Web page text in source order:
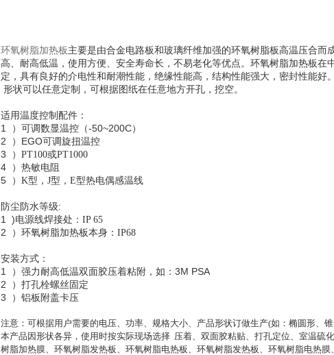
环氧树脂加热板 主要是由合金电路板和玻璃纤维加强的环氧树脂板高温压合而
高、 耐高低温， 使用方便、安全寿命长，不易老化等优点。 环氧树脂加热板在
定，具有良好的介电性和耐潮性能，绝缘性能高，结构性能强大， 密封性能好
形状可以任意定制，可根据图纸在任意地方开孔，挖空。
适用温度控制配件：
1 ） 可调数显温控（-50~200C）
2 ） EGO可调旋扭温控
3 ） PT100或PT1000
4 ）热敏电阻
5 ） K型， J型， E型热电偶感温线
防尘防水等级:
1 )电源线焊接处： IP 65
2 ）环氧树脂加热板本身： IP68
安装方式：
1 ） 强力耐高低温双面胶压着粘附，如： 3M PSA
2
） 打孔栓螺丝固定
3 ）铝板附盖卡压
注意：可根据用户需要的电压、功率、规格大小、产品形状订做生产(如：椭圆形、锥
本产品因形状各异，使用时按实际现场选择 压着、双面胶粘贴、打孔定位、室温硫
树脂加热膜、环氧树脂发热板、环氧树脂电热板、环氧树脂发热板、环氧树脂电热